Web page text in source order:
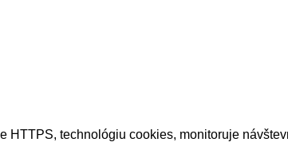
technológiu cookies, monitoruje